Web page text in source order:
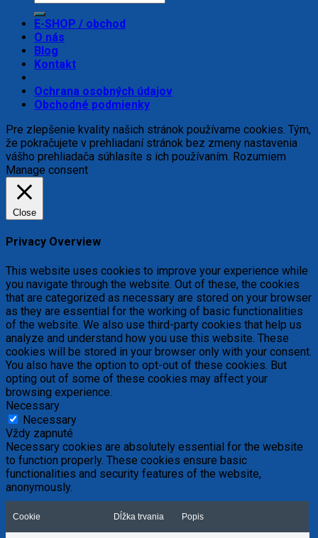
E-SHOP / obchod
O nás
Blog
Kontakt
Ochrana osobných údajov
Obchodné podmienky
Pre zlepšenie kvality našich stránok používame cookies. Tým,
že pokračujete v prehliadaní stránok bez zmeny nastavenia
vášho prehliadača súhlasíte s ich používaním. Rozumiem
Manage consent
Close
Privacy Overview
This website uses cookies to improve your experience while
you navigate through the website. Out of these, the cookies
that are categorized as necessary are stored on your browser
as they are essential for the working of basic functionalities
of the website. We also use third-party cookies that help us
analyze and understand how you use this website. These
cookies will be stored in your browser only with your consent.
You also have the option to opt-out of these cookies. But
opting out of some of these cookies may affect your
browsing experience.
Necessary
Necessary
Vždy zapnuté
Necessary cookies are absolutely essential for the website
to function properly. These cookies ensure basic
functionalities and security features of the website,
anonymously.
Cookie Dĺžka trvania Popis